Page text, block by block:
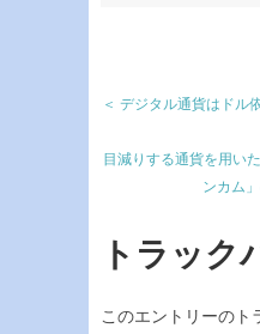
＜ デジタル通貨はドル
目減りする通貨を用い
ンカム
トラック
このエントリーのト